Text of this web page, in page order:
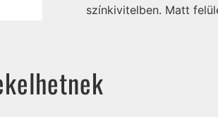
színkivitelben. Matt